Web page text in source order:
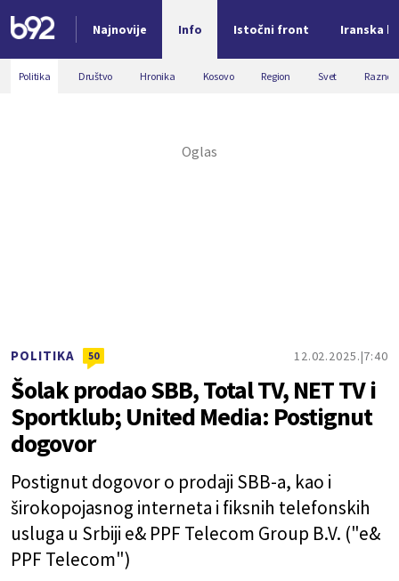
Najnovije Info Istočni front Iranska
Nova vest
Politika Društvo Hronika Kosovo Region Svet Razno
POLITIKA 50 12.02.2025. 7:40
Šolak prodao SBB, Total TV, NET TV i
Sportklub; United Media: Postignut
dogovor
Postignut dogovor o prodaji SBB-a, kao i
širokopojasnog interneta i fiksnih telefonskih
usluga u Srbiji e& PPF Telecom Group B.V. ("e&
PPF Telecom")